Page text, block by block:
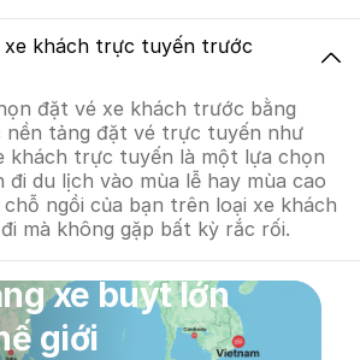
xe khách trực tuyến trước
đặt vé xe khách trước bằng
nền tảng đặt vé trực tuyến như
khách trực tuyến là một lựa chọn
du lịch vào mùa lễ hay mùa cao
chỗ ngồi của bạn trên loại xe khách
mà không gặp bất kỳ rắc rối.
xe buýt lớn
giới